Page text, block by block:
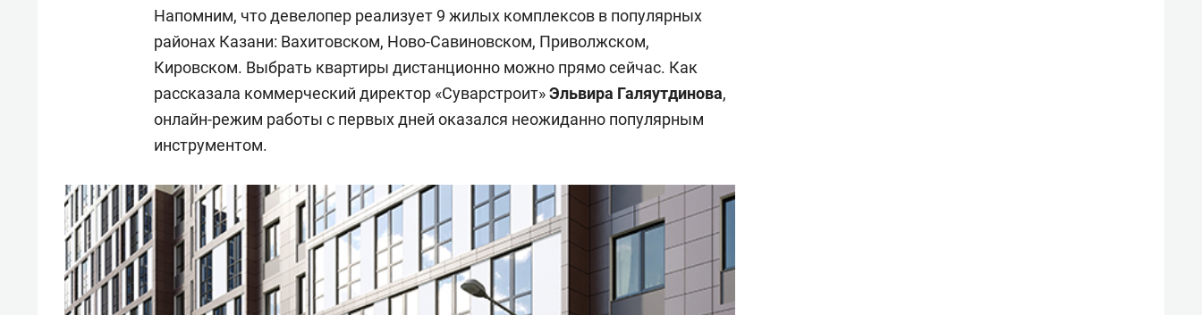
Напомним, что девелопер реализует 9 жилых комплексов в популярных
районах Казани: Вахитовском, Ново-Савиновском, Приволжском,
Кировском. Выбрать квартиры дистанционно можно прямо сейчас. Как
рассказала коммерческий директор «Суварстроит»Эльвира Галяутдинова,
онлайн-режим работы с первых дней оказался неожиданно популярным
инструментом.